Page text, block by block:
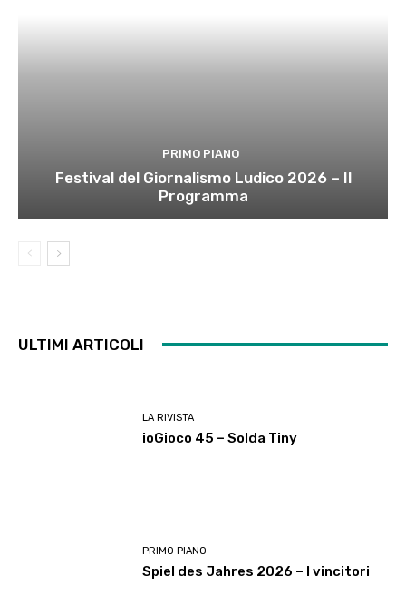
PRIMO PIANO
Festival del Giornalismo Ludico 2026 – Il
Programma
ULTIMI ARTICOLI
LA RIVISTA
ioGioco 45 – Solda Tiny
PRIMO PIANO
Spiel des Jahres 2026 – I vincitori